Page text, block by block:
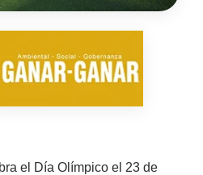
el Día Olímpico el 23 de